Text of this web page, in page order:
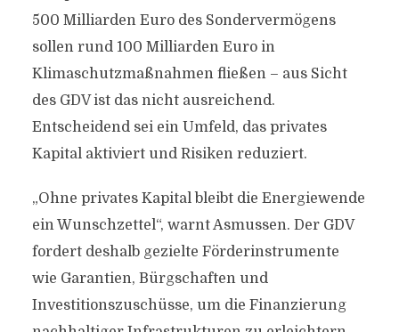
500 Milliarden Euro des Sondervermögens
sollen rund 100 Milliarden Euro in
Klimaschutzmaßnahmen fließen – aus Sicht
des GDV ist das nicht ausreichend.
Entscheidend sei ein Umfeld, das privates
Kapital aktiviert und Risiken reduziert.
„Ohne privates Kapital bleibt die Energiewende
ein Wunschzettel“, warnt Asmussen. Der GDV
fordert deshalb gezielte Förderinstrumente
wie Garantien, Bürgschaften und
Investitionszuschüsse, um die Finanzierung